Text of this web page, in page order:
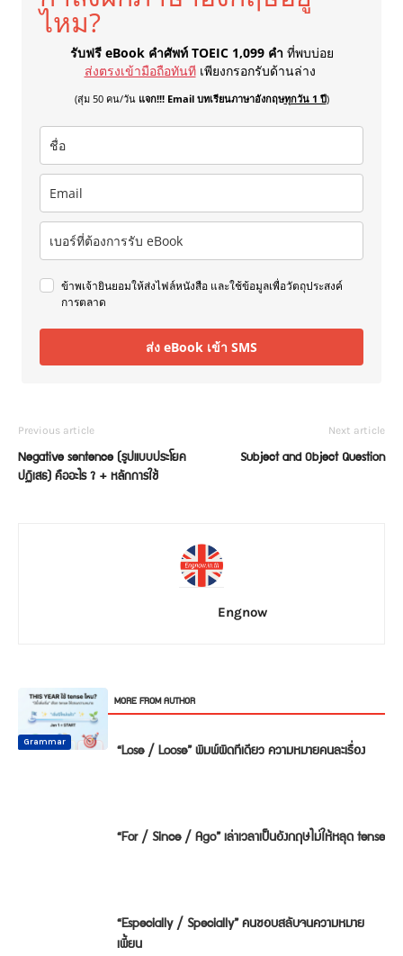
ไหม?
รับฟรี eBook คำศัพท์ TOEIC 1,099 คำ ที่พบบ่อย
ส่งตรงเข้ามือถือทันที เพียงกรอกรับด้านล่าง
(สุ่ม 50 คน/วัน แจก!!! Email บทเรียนภาษาอังกฤษทุกวัน 1 ปี)
ข้าพเจ้ายินยอมให้ส่งไฟล์หนังสือ และใช้ข้อมูลเพื่อวัตถุประสงค์
การตลาด
ส่ง eBook เข้า SMS
Previous article
Negative sentence (รูปแบบประโยค
ปฏิเสธ) คืออะไร ? + หลักการใช้
Next article
Subject and Object Question
Engnow
RELATED ARTICLES MORE FROM AUTHOR
Common
Mistake
“Lose / Loose” พิมพ์ผิดทีเดียว ความหมายคนละเรื่อง
Common
Mistake
“For / Since / Ago” เล่าเวลาเป็นอังกฤษไม่ให้หลุด tense
Common
Mistake
“Especially / Specially” คนชอบสลับจนความหมาย
เพี้ยน
Conversation
Grammar
Grammar